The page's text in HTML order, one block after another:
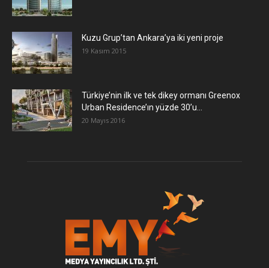
​Kuzu Grup’tan Ankara’ya iki yeni proje
19 Kasım 2015
Türkiye’nin ilk ve tek dikey ormanı Greenox
Urban Residence’ın yüzde 30’u...
20 Mayıs 2016